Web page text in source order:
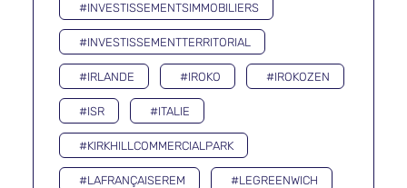
#INVESTISSEMENTSIMMOBILIERS
#INVESTISSEMENTTERRITORIAL
#IRLANDE #IROKO #IROKOZEN
#ISR #ITALIE
#KIRKHILLCOMMERCIALPARK
#LAFRANÇAISEREM #LEGREENWICH